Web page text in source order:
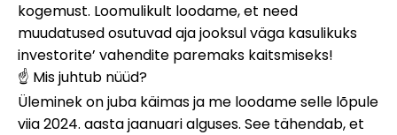
kogemust. Loomulikult loodame, et need
muudatused osutuvad aja jooksul väga kasulikuks
investorite’ vahendite paremaks kaitsmiseks!
☝️ Mis juhtub nüüd?
Üleminek on juba käimas ja me loodame selle lõpule
viia 2024. aasta jaanuari alguses. See tähendab, et